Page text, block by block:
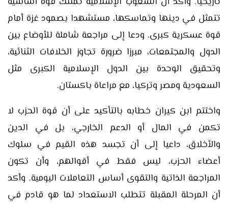
تتمثل في دينها وتماسكها، مستشهدا بصمود غزة أمام
قوة عسكرية كبرى. ودعا إلى مراجعة شاملة للأوضاع بين
الدول والمجتمعات، مبرزا ضرورة تجاوز الخلافات الثنائية،
وتحقيق الوحدة بين الدول الإسلامية الكبرى مثل
السعودية ومصر وتركيا، مع مراعاة باكستان.
واختتم ابن كيران خطابه بالتأكيد على أن قوة الحزب لا
تكمن في المال أو الدعم الخارجي، بل في الدين
والأخلاق، داعيا إلى أن تجسد هذه القيم في سلوك
أعضاء الحزب، ليس فقط في أقوالهم، وأن تكون
المراجعة الذاتية والتقوى أساس التعاملات اليومية. وأكد
أن المرحلة المقبلة تتطلب الاستعداد لما هو قادم في